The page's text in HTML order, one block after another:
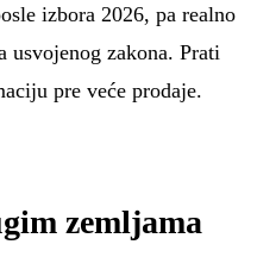
izbora 2026, pa realno
usvojenog zakona. Prati
pre veće prodaje.
zemljama